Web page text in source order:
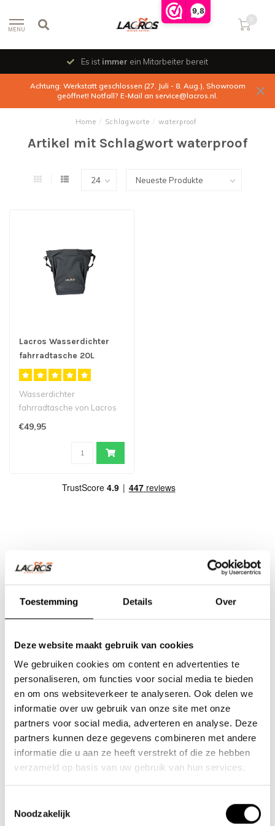
9,8
Toestemming Details Over
Deze website maakt gebruik van cookies
We gebruiken cookies om content en advertenties te
personaliseren, om functies voor social media te bieden
en om ons websiteverkeer te analyseren. Ook delen we
informatie over uw gebruik van onze site met onze
partners voor social media, adverteren en analyse. Deze
partners kunnen deze gegevens combineren met andere
informatie die u aan ze heeft verstrekt of die ze hebben
verzameld op basis van uw gebruik van hun services.
Noodzakelijk
MENU
0
Es ist immer ein Mitarbeiter bereit
Achtung: Werkstatt geschlossen (27. Juli - 8. Aug.), Showroom
geöffnet! Notfall? E-Mail an service@lacros.nl.
Home / Schlagworte / waterproof
Artikel mit Schlagwort waterproof
Lacros Wasserdichter
fahrradtasche 20L
Wasserdichter
fahrradtasche von Lacros
€49,95
Nieuwe Eerdsebaan 16, 5482 VS Schijndel Nederland
Handelskammernummer: 62140957